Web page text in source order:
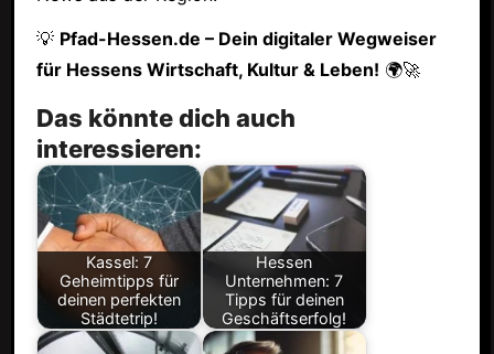
💡 Pfad-Hessen.de – Dein digitaler Wegweiser
für Hessens Wirtschaft, Kultur & Leben! 🌍🚀
Das könnte dich auch
interessieren:
Kassel: 7
Geheimtipps für
deinen perfekten
Städtetrip!
Hessen
Unternehmen: 7
Tipps für deinen
Geschäftserfolg!